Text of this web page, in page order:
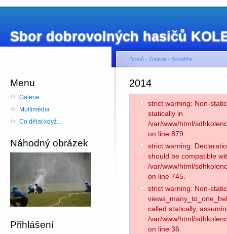
Sbor dobrovolných hasičů
Menu
Galerie
Multimédia
Co dělat když...
Náhodný obrázek
Přihlášení
Domů › Galerie › Soutěže
2014
strict warning: Non-
statically in
/var/www/html/
on line 879.
strict warning:
should be compatible
/var/www/html/
on line 745.
strict warning: Non-
called statically,
/var/www/html/
on line 36.